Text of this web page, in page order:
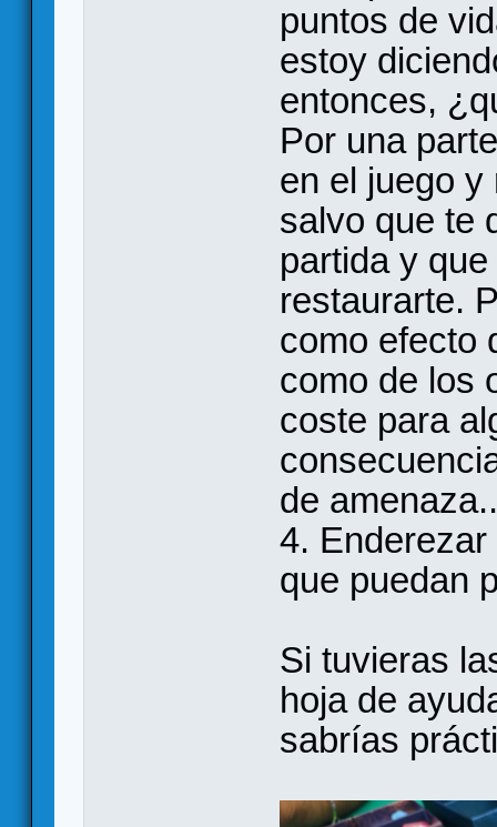
puntos de
estoy
entonces,
Por una
en el juego
salvo que te
partida y
restaurarte.
como efecto
como de los
coste para
de
4.
que puedan
Si tuvieras
hoja de
sabrías